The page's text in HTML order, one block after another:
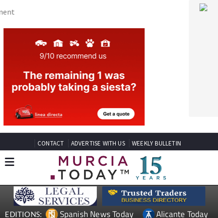
CONTACT ADVERTISE WITH US WEEKLY BULLETIN
EDITIONS: Spanish News Today
Alicante Today
Andalucia Today